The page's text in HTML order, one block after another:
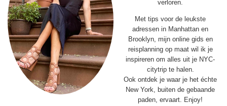
verloren.
Met tips voor de leukste
adressen in Manhattan en
Brooklyn, mijn online gids en
reisplanning op maat wil ik je
inspireren om alles uit je NYC-
citytrip te halen.
Ook ontdek je waar je het échte
New York, buiten de gebaande
paden, ervaart. Enjoy!